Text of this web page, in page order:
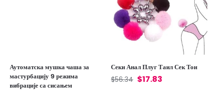
Аутоматска мушка чаша за
мастурбацију 9 режима
вибрације са сисањем
Секи Анал Плуг Таил Сек Тои
$56.34 $17.83